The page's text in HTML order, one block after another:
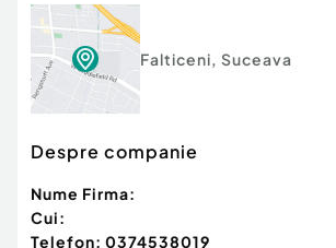
Falticeni, Suceava
Despre companie
Nume Firma:
Cui:
Telefon: 0374538019